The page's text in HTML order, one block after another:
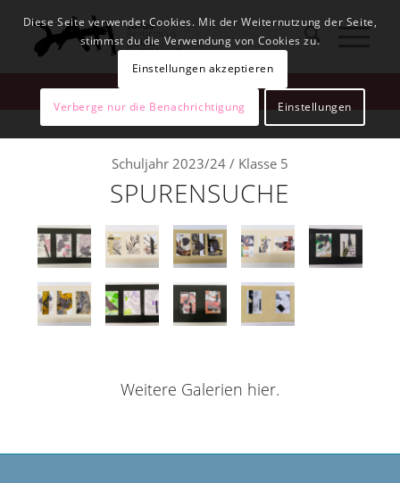
Schuljahr 2023/24 / Klasse 5
SPURENSUCHE
Weitere Galerien hier.
Diese Seite verwendet Cookies. Mit der Weiternutzung der Seite,
stimmst du die Verwendung von Cookies zu.
Einstellungen akzeptieren
Verberge nur die Benachrichtigung Einstellungen